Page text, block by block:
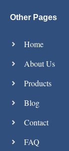
Other Pages
Home
About Us
Products
Blog
Contact
FAQ